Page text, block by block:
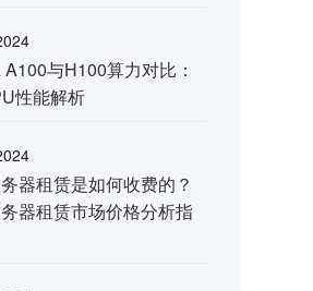
与H100算力对比：
性能解析
器租赁是如何收费的？
器租赁市场价格分析指